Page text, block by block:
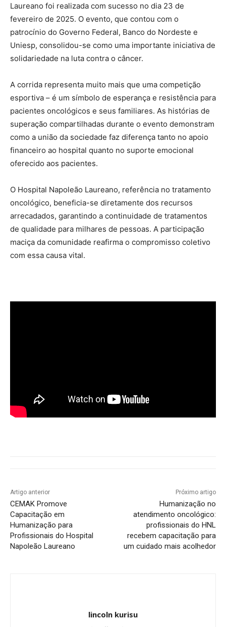
Laureano foi realizada com sucesso no dia 23 de
fevereiro de 2025. O evento, que contou com o
patrocínio do Governo Federal, Banco do Nordeste e
Uniesp, consolidou-se como uma importante iniciativa de
solidariedade na luta contra o câncer.
A corrida representa muito mais que uma competição
esportiva – é um símbolo de esperança e resistência para
pacientes oncológicos e seus familiares. As histórias de
superação compartilhadas durante o evento demonstram
como a união da sociedade faz diferença tanto no apoio
financeiro ao hospital quanto no suporte emocional
oferecido aos pacientes.
O Hospital Napoleão Laureano, referência no tratamento
oncológico, beneficia-se diretamente dos recursos
arrecadados, garantindo a continuidade de tratamentos
de qualidade para milhares de pessoas. A participação
maciça da comunidade reafirma o compromisso coletivo
com essa causa vital.
Artigo anterior
CEMAK Promove
Capacitação em
Humanização para
Profissionais do Hospital
Napoleão Laureano
Próximo artigo
Humanização no
atendimento oncológico:
profissionais do HNL
recebem capacitação para
um cuidado mais acolhedor
lincoln kurisu